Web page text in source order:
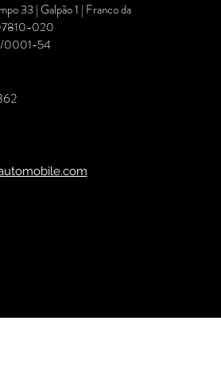
33 | Galpão 1 | Franco da
020
0001-54